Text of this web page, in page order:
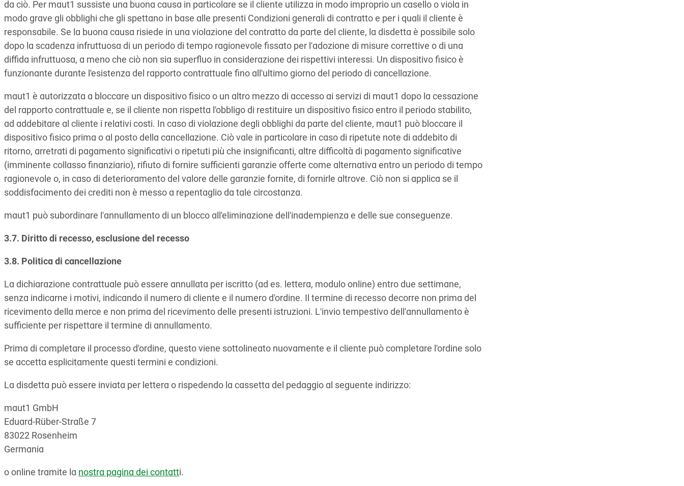
da ciò. Per maut1 sussiste una buona causa in particolare se il cliente utilizza in modo improprio un casello o viola in
modo grave gli obblighi che gli spettano in base alle presenti Condizioni generali di contratto e per i quali il cliente è
responsabile. Se la buona causa risiede in una violazione del contratto da parte del cliente, la disdetta è possibile solo
dopo la scadenza infruttuosa di un periodo di tempo ragionevole fissato per l'adozione di misure correttive o di una
diffida infruttuosa, a meno che ciò non sia superfluo in considerazione dei rispettivi interessi. Un dispositivo fisico è
funzionante durante l'esistenza del rapporto contrattuale fino all'ultimo giorno del periodo di cancellazione.
maut1 è autorizzata a bloccare un dispositivo fisico o un altro mezzo di accesso ai servizi di maut1 dopo la cessazione
del rapporto contrattuale e, se il cliente non rispetta l'obbligo di restituire un dispositivo fisico entro il periodo stabilito,
ad addebitare al cliente i relativi costi. In caso di violazione degli obblighi da parte del cliente, maut1 può bloccare il
dispositivo fisico prima o al posto della cancellazione. Ciò vale in particolare in caso di ripetute note di addebito di
ritorno, arretrati di pagamento significativi o ripetuti più che insignificanti, altre difficoltà di pagamento significative
(imminente collasso finanziario), rifiuto di fornire sufficienti garanzie offerte come alternativa entro un periodo di tempo
ragionevole o, in caso di deterioramento del valore delle garanzie fornite, di fornirle altrove. Ciò non si applica se il
soddisfacimento dei crediti non è messo a repentaglio da tale circostanza.
maut1 può subordinare l'annullamento di un blocco all'eliminazione dell'inadempienza e delle sue conseguenze.
3.7. Diritto di recesso, esclusione del recesso
3.8. Politica di cancellazione
La dichiarazione contrattuale può essere annullata per iscritto (ad es. lettera, modulo online) entro due settimane,
senza indicarne i motivi, indicando il numero di cliente e il numero d'ordine. Il termine di recesso decorre non prima del
ricevimento della merce e non prima del ricevimento delle presenti istruzioni. L'invio tempestivo dell'annullamento è
sufficiente per rispettare il termine di annullamento.
Prima di completare il processo d'ordine, questo viene sottolineato nuovamente e il cliente può completare l'ordine solo
se accetta esplicitamente questi termini e condizioni.
La disdetta può essere inviata per lettera o rispedendo la cassetta del pedaggio al seguente indirizzo:
maut1 GmbH
Eduard-Rüber-Straße 7
83022 Rosenheim
Germania
o online tramite la nostra pagina dei contatti.